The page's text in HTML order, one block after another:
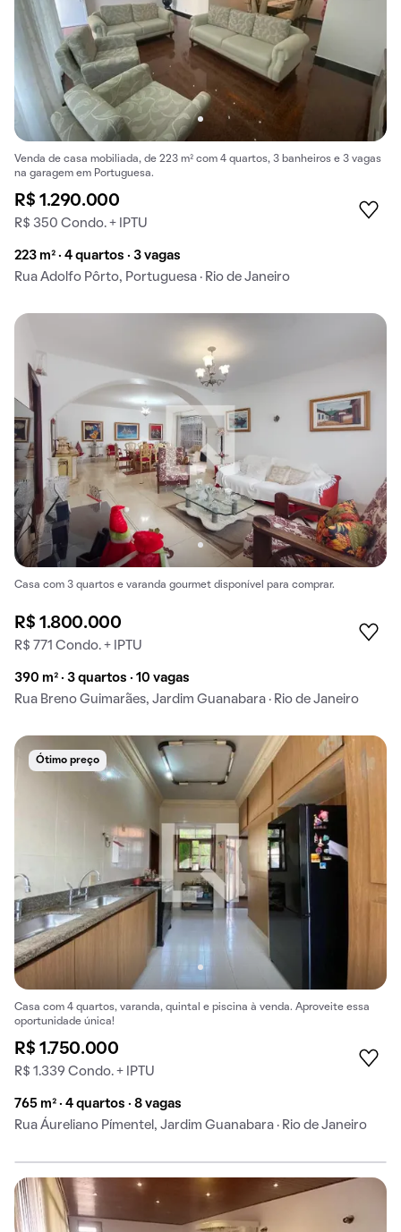
Venda de casa mobiliada, de 223 m² com 4 quartos, 3 banheiros e 3 vagas
na garagem em Portuguesa.
R$ 1.290.000
R$ 350 Condo. + IPTU
223 m² · 4 quartos · 3 vagas
Rua Adolfo Pôrto, Portuguesa · Rio de Janeiro
Casa com 3 quartos e varanda gourmet disponível para comprar.
R$ 1.800.000
R$ 771 Condo. + IPTU
390 m² · 3 quartos · 10 vagas
Rua Breno Guimarães, Jardim Guanabara · Rio de Janeiro
Ótimo preço
Casa com 4 quartos, varanda, quintal e piscina à venda. Aproveite essa
oportunidade única!
R$ 1.750.000
R$ 1.339 Condo. + IPTU
765 m² · 4 quartos · 8 vagas
Rua Áureliano Pímentel, Jardim Guanabara · Rio de Janeiro